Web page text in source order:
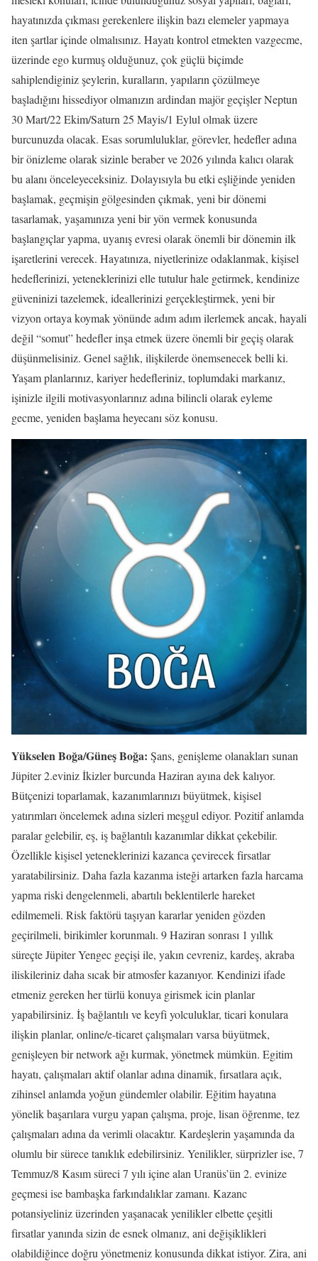
hayatınızda çıkması gerekenlere ilişkin bazı elemeler yapmaya
iten şartlar içinde olmalısınız. Hayatı kontrol etmekten vazgecme,
üzerinde ego kurmuş olduğunuz, çok güçlü biçimde
sahiplendiginiz şeylerin, kuralların, yapıların çözülmeye
başladığını hissediyor olmanızın ardindan majör geçişler Neptun
30 Mart/22 Ekim/Saturn 25 Mayis/1 Eylul olmak üzere
burcunuzda olacak. Esas sorumluluklar, görevler, hedefler adına
bir önizleme olarak sizinle beraber ve 2026 yılında kalıcı olarak
bu alanı önceleyeceksiniz. Dolayısıyla bu etki eşliğinde yeniden
başlamak, geçmişin gölgesinden çıkmak, yeni bir dönemi
tasarlamak, yaşamınıza yeni bir yön vermek konusunda
başlangıçlar yapma, uyanış evresi olarak önemli bir dönemin ilk
işaretlerini verecek. Hayatınıza, niyetlerinize odaklanmak, kişisel
hedeflerinizi, yeteneklerinizi elle tutulur hale getirmek, kendinize
güveninizi tazelemek, ideallerinizi gerçekleştirmek, yeni bir
vizyon ortaya koymak yönünde adım adım ilerlemek ancak, hayali
değil “somut” hedefler inşa etmek üzere önemli bir geçiş olarak
düşünmelisiniz. Genel sağlık, ilişkilerde önemsenecek belli ki.
Yaşam planlarınız, kariyer hedefleriniz, toplumdaki markanız,
işinizle ilgili motivasyonlarınız adına bilincli olarak eyleme
gecme, yeniden başlama heyecanı söz konusu.
Yükselen Boğa/Güneş Boğa: Şans, genişleme olanakları sunan
Jüpiter 2.eviniz İkizler burcunda Haziran ayına dek kalıyor.
Bütçenizi toparlamak, kazanımlarınızı büyütmek, kişisel
yatırımları öncelemek adına sizleri meşgul ediyor. Pozitif anlamda
paralar gelebilir, eş, iş bağlantılı kazanımlar dikkat çekebilir.
Özellikle kişisel yeteneklerinizi kazanca çevirecek firsatlar
yaratabilirsiniz. Daha fazla kazanma isteği artarken fazla harcama
yapma riski dengelenmeli, abartılı beklentilerle hareket
edilmemeli. Risk faktörü taşıyan kararlar yeniden gözden
geçirilmeli, birikimler korunmalı. 9 Haziran sonrası 1 yıllık
süreçte Jüpiter Yengec geçişi ile, yakın cevreniz, kardeş, akraba
iliskileriniz daha sıcak bir atmosfer kazanıyor. Kendinizi ifade
etmeniz gereken her türlü konuya girismek icin planlar
yapabilirsiniz. İş bağlantılı ve keyfi yolculuklar, ticari konulara
ilişkin planlar, online/e-ticaret çalışmaları varsa büyütmek,
genişleyen bir network ağı kurmak, yönetmek mümkün. Egitim
hayatı, çalışmaları aktif olanlar adına dinamik, fırsatlara açık,
zihinsel anlamda yoğun gündemler olabilir. Eğitim hayatına
yönelik başarılara vurgu yapan çalışma, proje, lisan öğrenme, tez
çalışmaları adına da verimli olacaktır. Kardeşlerin yaşamında da
olumlu bir sürece tanıklık edebilirsiniz. Yenilikler, sürprizler ise, 7
Temmuz/8 Kasım süreci 7 yılı içine alan Uranüs’ün 2. evinize
geçmesi ise bambaşka farkındalıklar zamanı. Kazanc
potansiyeliniz üzerinden yaşanacak yenilikler elbette çeşitli
firsatlar yanında sizin de esnek olmanız, ani değişiklikleri
olabildiğince doğru yönetmeniz konusunda dikkat istiyor. Zira, ani